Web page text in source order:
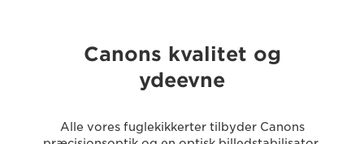
Canons kvalitet og
ydeevne
Alle vores fuglekikkerter tilbyder Canons